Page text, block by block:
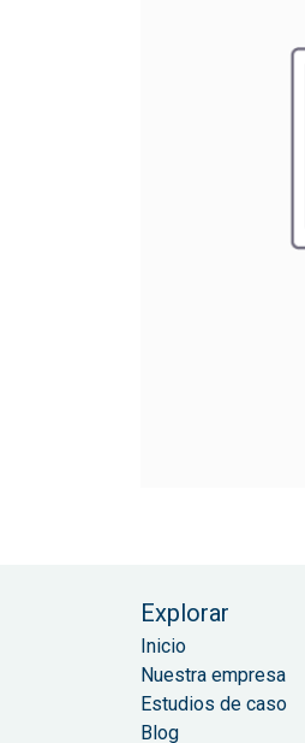
Explorar
Inicio
Nuestra empresa
Estudios de caso
Blog